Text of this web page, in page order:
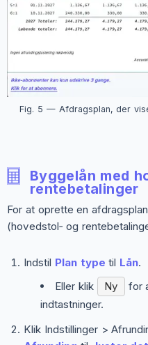
Fig. 5 — Afdragsplan, der
Byggelån med
rentebetalinger
For at oprette en
(hovedstol‑ og
Indstil Plan type til Lån.
Eller klik
Ny
for
indtastninger.
Klik Indstillinger >